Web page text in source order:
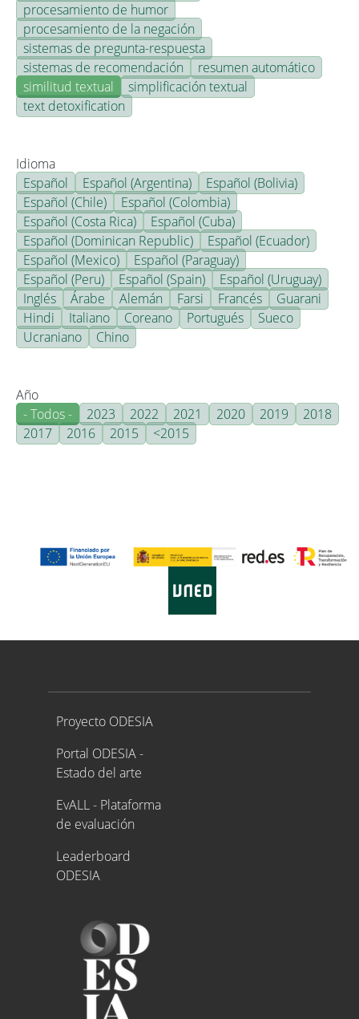
procesamiento de humor
procesamiento de la negación
sistemas de pregunta-respuesta
sistemas de recomendación
resumen automático
similitud textual
simplificación textual
text detoxification
Idioma
Español
Español (Argentina)
Español (Bolivia)
Español (Chile)
Español (Colombia)
Español (Costa Rica)
Español (Cuba)
Español (Dominican Republic)
Español (Ecuador)
Español (Mexico)
Español (Paraguay)
Español (Peru)
Español (Spain)
Español (Uruguay)
Inglés
Árabe Alemán Farsi Francés
Guarani
Hindi
Italiano Coreano Portugués
Sueco
Ucraniano
Chino
Año
- Todos -
2023 2022 2021 2020 2019
2018
2017
2016 2015 <2015
Proyecto ODESIA
Proyecto ODESIA
Portal ODESIA -
Estado del arte
EvALL - Plataforma
de evaluación
Leaderboard
ODESIA